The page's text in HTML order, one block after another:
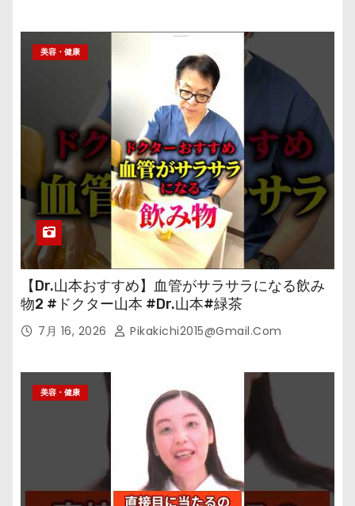
美容・健康
【Dr.山本おすすめ】血管がサラサラになる飲み
物2 #ドクター山本 #Dr.山本#緑茶
7月 16, 2026 Pikakichi2015@gmail.com
美容・健康